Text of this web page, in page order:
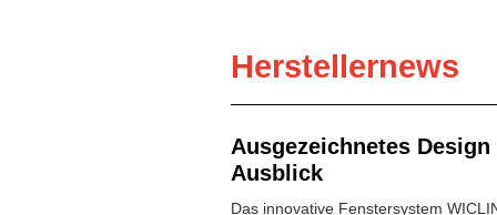
Herstellernews
Ausgezeichnetes
Ausblick
Das innovative Fenstersystem